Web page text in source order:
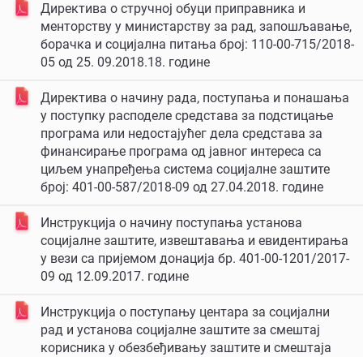
Директива о стручној обуци приправника и
менторству у министарству за рад, запошљавање,
борачка и социјална питања број: 110-00-715/2018-
05 од 25. 09.2018.18. године
Директива о начину рада, поступања и понашања
у поступку расподеле средстава за подстицање
програма или недостајућег дела средстава за
финансирање програма од јавног интереса са
циљем унапређења система социјалне заштите
број: 401-00-587/2018-09 од 27.04.2018. године
Инструкција о начину поступања установа
социјалне заштите, извештавања и евидентирања
у вези са пријемом донација бр. 401-00-1201/2017-
09 од 12.09.2017. године
Инструкција о поступању центара за социјални
рад и установа социјалне заштите за смештај
корисника у обезбеђивању заштите и смештаја